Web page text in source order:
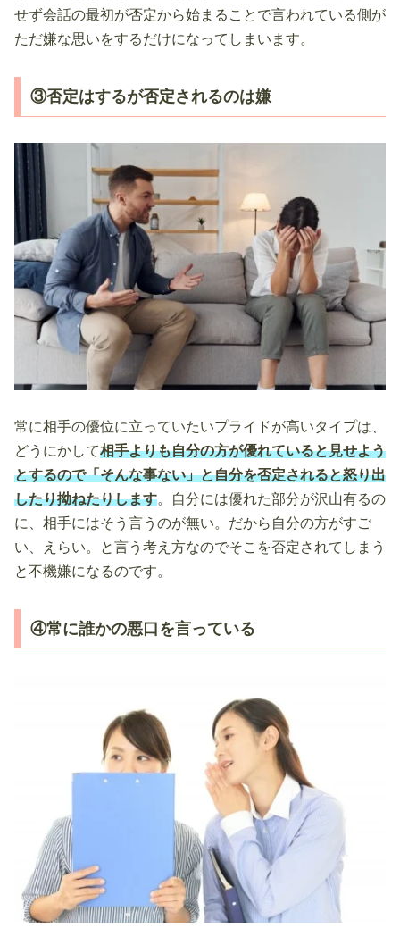
せず会話の最初が否定から始まることで言われている側が
ただ嫌な思いをするだけになってしまいます。
③否定はするが否定されるのは嫌
常に相手の優位に立っていたいプライドが高いタイプは、
どうにかして相手よりも自分の方が優れていると見せよう
とするので「そんな事ない」と自分を否定されると怒り出
したり拗ねたりします。自分には優れた部分が沢山有るの
に、相手にはそう言うのが無い。だから自分の方がすご
い、えらい。と言う考え方なのでそこを否定されてしまう
と不機嫌になるのです。
④常に誰かの悪口を言っている